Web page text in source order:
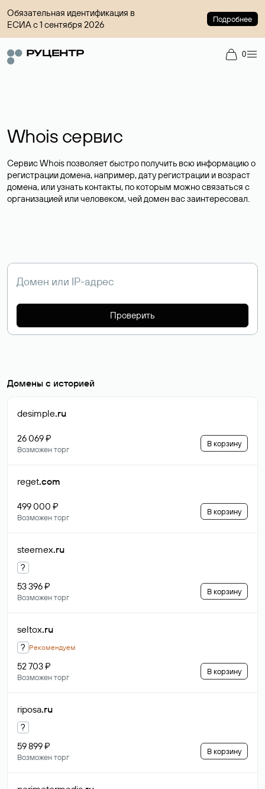
Обязательная идентификация в
ЕСИА с 1 сентября 2026
Подробнее
0
Whois сервис
Сервис Whois позволяет быстро получить всю информацию о
регистрации домена, например, дату регистрации и возраст
домена, или узнать контакты, по которым можно связаться с
организацией или человеком, чей домен вас заинтересовал.
Проверить
Домены с историей
desimple.ru
26 069 ₽
Возможен торг
В корзину
reget.com
499 000 ₽
Возможен торг
В корзину
steemex.ru
?
53 396 ₽
Возможен торг
В корзину
seltox.ru
? Рекомендуем
52 703 ₽
Возможен торг
В корзину
riposa.ru
?
59 899 ₽
Возможен торг
В корзину